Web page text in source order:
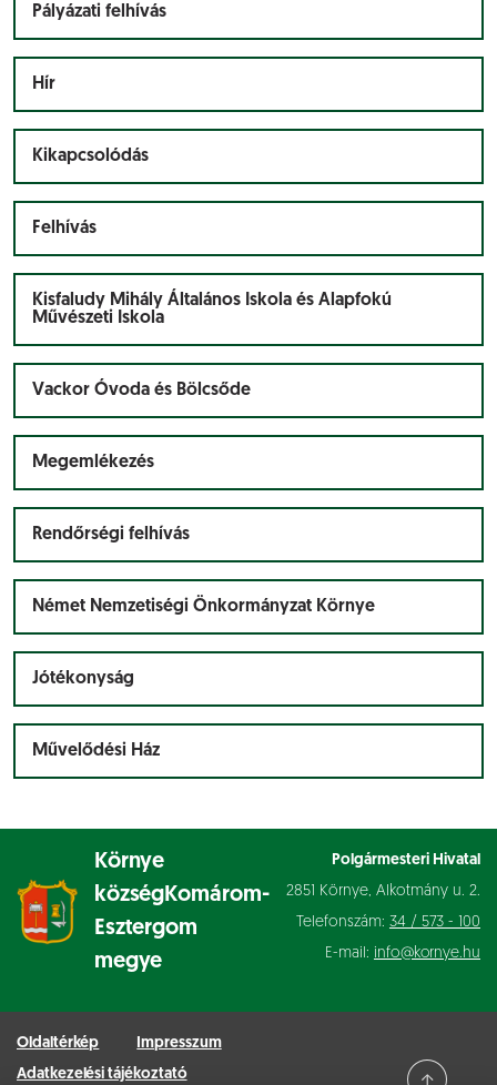
Pályázati felhívás
Hír
Kikapcsolódás
Felhívás
Kisfaludy Mihály Általános Iskola és Alapfokú
Művészeti Iskola
Vackor Óvoda és Bölcsőde
Megemlékezés
Rendőrségi felhívás
Német Nemzetiségi Önkormányzat Környe
Jótékonyság
Művelődési Ház
Környe
községKomárom-
Esztergom
megye
Polgármesteri Hivatal
2851 Környe, Alkotmány u. 2.
Telefonszám: 34 / 573 - 100
E-mail: info@kornye.hu
Oldaltérkép
Impresszum
Adatkezelési tájékoztató